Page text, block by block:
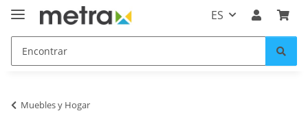
ES
Muebles y Hogar